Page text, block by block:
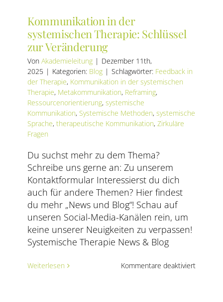
SEMINARE / KURSE
AKTUELLES
SERVICE
SUCHE
NACH:
Kommunikation in der
systemischen Therapie: Schlüssel
zur Veränderung
Von Akademieleitung | Dezember 11th,
2025 | Kategorien: Blog | Schlagwörter: Feedback in
der Therapie, Kommunikation in der systemischen
Therapie, Metakommunikation, Reframing,
Ressourcenorientierung, systemische
Kommunikation, Systemische Methoden, systemische
Sprache, therapeutische Kommunikation, Zirkuläre
Fragen
Du suchst mehr zu dem Thema?
Schreibe uns gerne an: Zu unserem
Kontaktformular Interessierst du dich
auch für andere Themen? Hier findest
du mehr „News und Blog“! Schau auf
unseren Social-Media-Kanälen rein, um
keine unserer Neuigkeiten zu verpassen!
Systemische Therapie News & Blog
Weiterlesen Kommentare deaktiviertfür